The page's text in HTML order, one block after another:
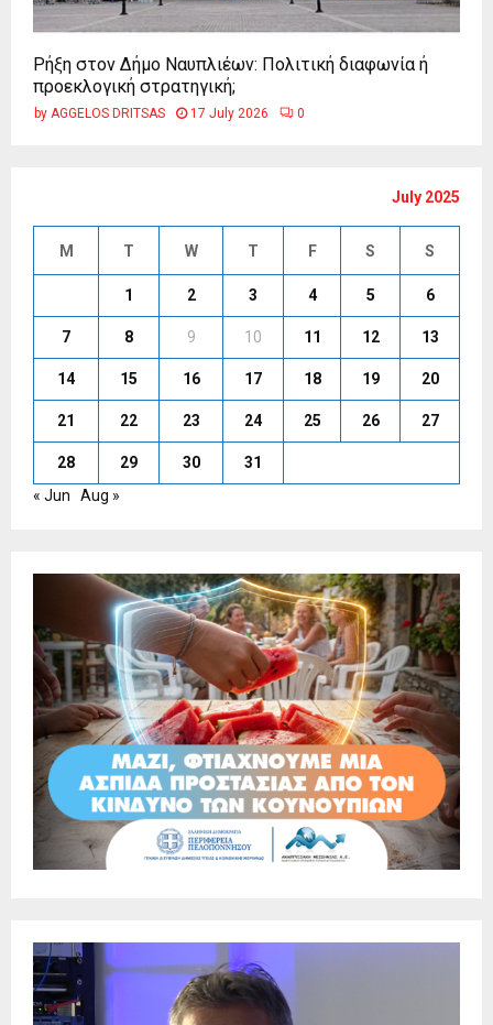
Ρήξη στον Δήμο Ναυπλιέων: Πολιτική διαφωνία ή
προεκλογική στρατηγική;
by AGGELOS DRITSAS 17 July 2026 0
July 2025
M T W T F S S
1 2 3 4 5 6
7 8 9 10 11 12 13
14 15 16 17 18 19 20
21 22 23 24 25 26 27
28 29 30
31
« Jun
Aug »